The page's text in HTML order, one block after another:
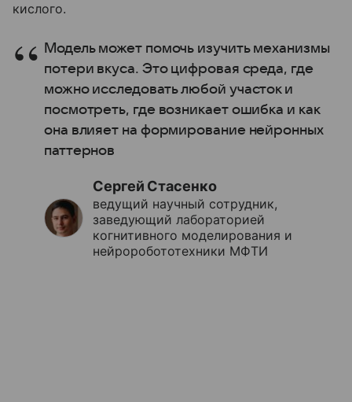
кислого.
Модель может помочь изучить механизмы
потери вкуса. Это цифровая среда, где
можно исследовать любой участок и
посмотреть, где возникает ошибка и как
она влияет на формирование нейронных
паттернов
Сергей Стасенко
ведущий научный сотрудник,
заведующий лабораторией
когнитивного моделирования и
нейроробототехники МФТИ